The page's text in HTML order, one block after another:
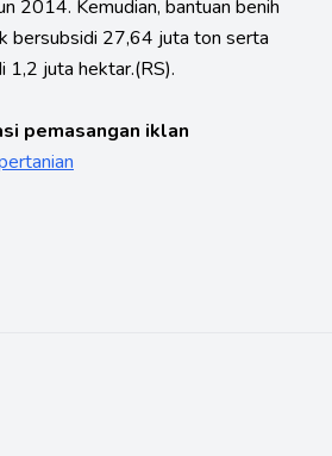
2014. Kemudian, bantuan benih
bersubsidi 27,64 juta ton serta
1,2 juta hektar.(RS).
pemasangan iklan